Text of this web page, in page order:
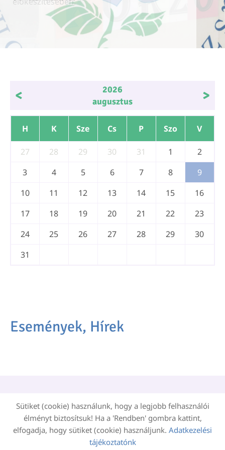
<
2026
augusztus
>
H K Sze Cs P Szo V
27 28 29 30 31 1
2
3
4 5 6 7 8
9
10
11 12 13 14 15
16
17
18 19 20 21 22
23
24
25 26 27 28 29
30
31
Események, Hírek
Impresszum
Sütik kezelése
Akadálymentesítési nyilatkozat
Sütiket (cookie) használunk, hogy a legjobb felhasználói
élményt biztosítsuk! Ha a 'Rendben' gombra kattint,
elfogadja, hogy sütiket (cookie) használjunk. Adatkezelési
tájékoztatónk